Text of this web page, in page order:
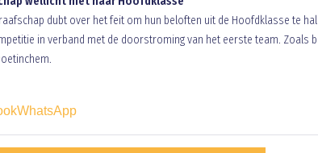
dubt over het feit om hun beloften uit de Hoofdklasse te
in verband met de doorstroming van het eerste team. Zoals
WhatsApp